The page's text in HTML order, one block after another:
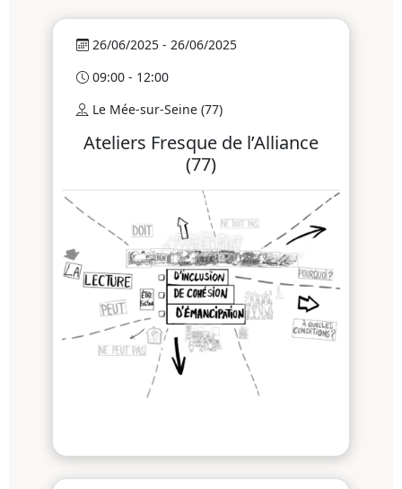
26/06/2025 - 26/06/2025
09:00 - 12:00
Le Mée-sur-Seine (77)
Ateliers Fresque de l’Alliance
(77)